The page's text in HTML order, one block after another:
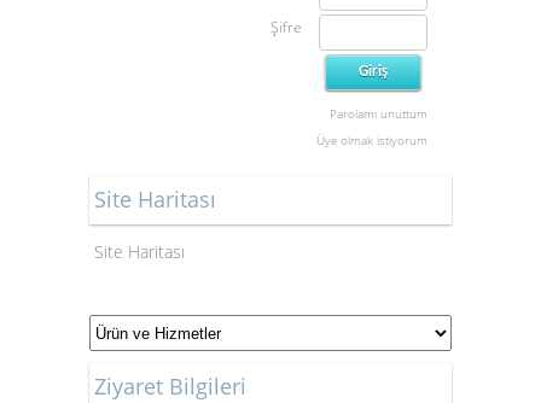
Şifre
Parolamı unuttum
Üye olmak istiyorum
Site Haritası
Site Haritası
Ziyaret Bilgileri